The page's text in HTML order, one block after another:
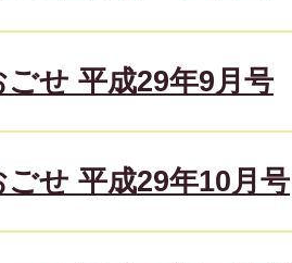
ごせ 平成29年9月号
ごせ 平成29年10月号